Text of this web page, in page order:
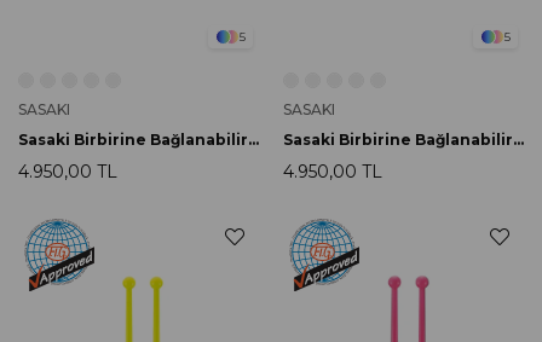
5
SASAKI
Sasaki Birbirine Bağlanabilir Labut 40.5cm M-34JKH-F BRR
4.950,00 TL
5
SASAKI
Sasaki Birbirine Bağlanabilir Labut 40.5cm M-34JKH-F B
4.950,00 TL